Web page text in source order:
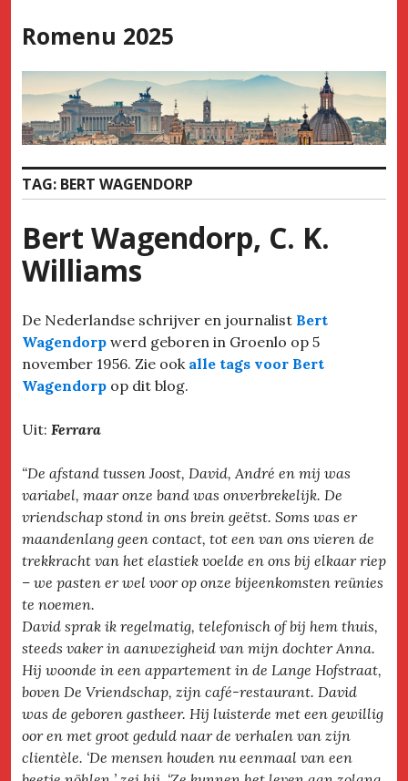
to
Romenu 2025
TAG: BERT WAGENDORP
Bert Wagendorp, C. K.
Williams
De Nederlandse schrijver en journalist Bert
Wagendorp werd geboren in Groenlo op 5
november 1956. Zie ook alle tags voor Bert
Wagendorp op dit blog.
Uit: Ferrara
“De afstand tussen Joost, David, André en mij was
variabel, maar onze band was onverbrekelijk. De
vriendschap stond in ons brein geëtst. Soms was er
maandenlang geen contact, tot een van ons vieren de
trekkracht van het elastiek voelde en ons bij elkaar riep
– we pasten er wel voor op onze bijeenkomsten reünies
te noemen.
David sprak ik regelmatig, telefonisch of bij hem thuis,
steeds vaker in aanwezigheid van mijn dochter Anna.
Hij woonde in een appartement in de Lange Hofstraat,
boven De Vriendschap, zijn café-restaurant. David
was de geboren gastheer. Hij luisterde met een gewillig
oor en met groot geduld naar de verhalen van zijn
clientèle. ‘De mensen houden nu eenmaal van een